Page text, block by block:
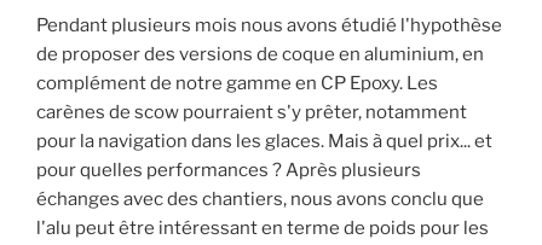
Pendant plusieurs mois nous avons étudié l'hypothèse
de proposer des versions de coque en aluminium, en
complément de notre gamme en CP Epoxy. Les
carènes de scow pourraient s'y prêter, notamment
pour la navigation dans les glaces. Mais à quel prix... et
pour quelles performances ? Après plusieurs
échanges avec des chantiers, nous avons conclu que
l'alu peut être intéressant en terme de poids pour les